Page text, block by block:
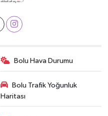
Bolu Hava Durumu
Bolu Trafik Yoğunluk
Haritası